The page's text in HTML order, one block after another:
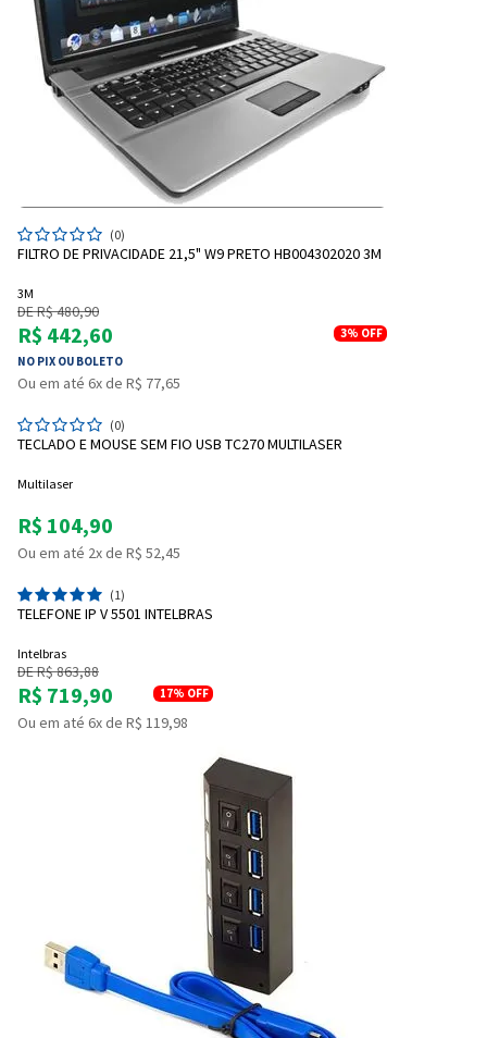
Entrega Flash
Entendi
Cartão de crédito
Pagamento via Pix
Retire na Loja
Entendi
(0)
FILTRO DE PRIVACIDADE 21,5" W9 PRETO HB004302020 3M
3M
DE R$ 480,90
R$ 442,60
NO PIX OU BOLETO
3% OFF
Ou em até 6x de R$ 77,65
(0)
TECLADO E MOUSE SEM FIO USB TC270 MULTILASER
Multilaser
R$ 104,90
Ou em até 2x de R$ 52,45
(1)
TELEFONE IP V 5501 INTELBRAS
Intelbras
DE R$ 863,88
R$ 719,90 17% OFF
Ou em até 6x de R$ 119,98